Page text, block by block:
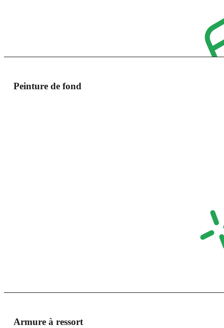
Peinture de fond
Armure à ressort